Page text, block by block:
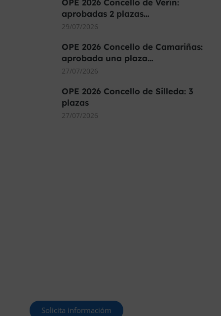
OPE 2026 Concello de Verín:
aprobadas 2 plazas…
29/07/2026
OPE 2026 Concello de Camariñas:
aprobada una plaza…
27/07/2026
OPE 2026 Concello de Silleda: 3
plazas
27/07/2026
Solicita informacióm